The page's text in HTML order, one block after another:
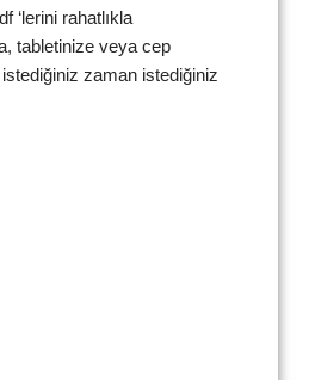
‘lerini rahatlıkla
tabletinize veya cep
zaman istediğiniz